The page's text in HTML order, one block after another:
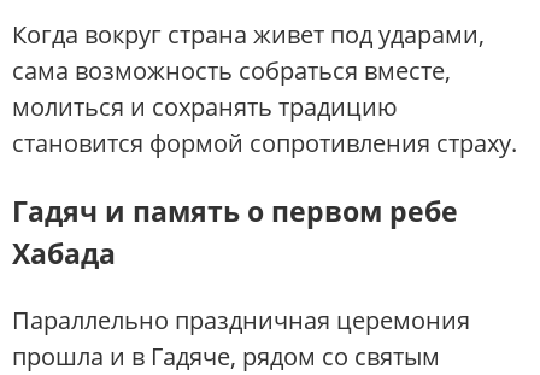
Когда вокруг страна живет под ударами,
сама возможность собраться вместе,
молиться и сохранять традицию
становится формой сопротивления страху.
Гадяч и память о первом ребе
Хабада
Параллельно праздничная церемония
прошла и в Гадяче, рядом со святым